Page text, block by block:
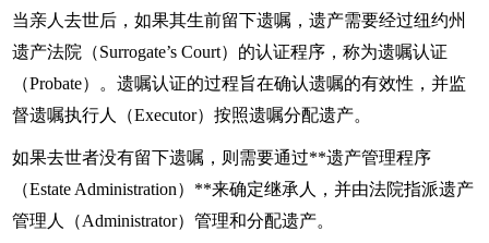
当亲人去世后，如果其生前留下遗嘱，遗产需要经过纽约州
遗产法院（Surrogate’s Court）的认证程序，称为遗嘱认证
（Probate）。遗嘱认证的过程旨在确认遗嘱的有效性，并监
督遗嘱执行人（Executor）按照遗嘱分配遗产。
如果去世者没有留下遗嘱，则需要通过**遗产管理程序
（Estate Administration）**来确定继承人，并由法院指派遗产
管理人（Administrator）管理和分配遗产。